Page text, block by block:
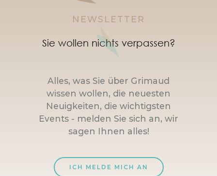
NEWSLETTER
Sie wollen nichts verpassen?
Alles, was Sie über Grimaud
wissen wollen, die neuesten
Neuigkeiten, die wichtigsten
Events - melden Sie sich an, wir
sagen Ihnen alles!
ICH MELDE MICH AN